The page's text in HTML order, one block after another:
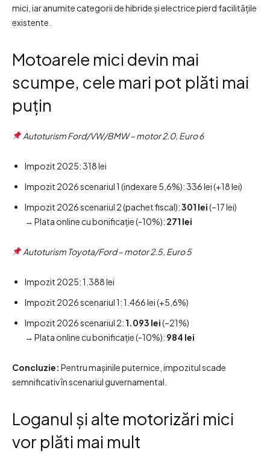
mici, iar anumite categorii de hibride și electrice pierd facilitățile
existente.
Motoarele mici devin mai
scumpe, cele mari pot plăti mai
puțin
Autoturism Ford/VW/BMW – motor 2.0, Euro 6
Impozit 2025: 318 lei
Impozit 2026 scenariul 1 (indexare 5,6%): 336 lei (+18 lei)
Impozit 2026 scenariul 2 (pachet fiscal):301 lei(–17 lei)
→ Plata online cu bonificație (-10%): 271 lei
Autoturism Toyota/Ford – motor 2.5, Euro 5
Impozit 2025: 1.388 lei
Impozit 2026 scenariul 1: 1.466 lei (+5,6%)
Impozit 2026 scenariul 2: 1.093 lei(–21%)
→ Plata online cu bonificație (-10%): 984 lei
Concluzie: Pentru mașinile puternice, impozitul scade
semnificativ în scenariul guvernamental.
Loganul și alte motorizări mici
vor plăti mai mult